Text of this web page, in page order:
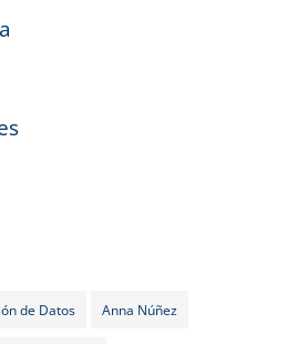
de Datos Anna Núñez